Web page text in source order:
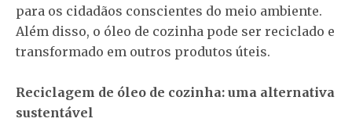
para os cidadãos conscientes do meio ambiente.
Além disso, o óleo de cozinha pode ser reciclado e
transformado em outros produtos úteis.
Reciclagem de óleo de cozinha: uma alternativa
sustentável